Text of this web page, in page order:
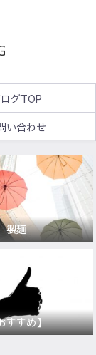
グTOP
い合わせ
製麺
すすめ】